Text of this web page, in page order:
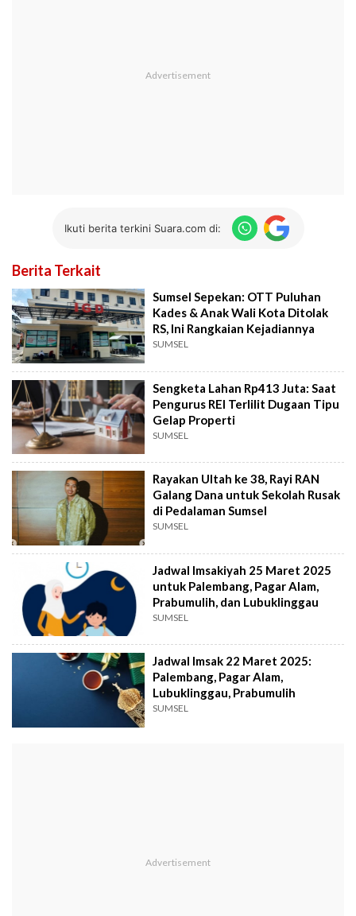
Ikuti berita terkini Suara.com di:
Berita Terkait
Sumsel Sepekan: OTT Puluhan
Kades & Anak Wali Kota Ditolak
RS, Ini Rangkaian Kejadiannya
SUMSEL
Sengketa Lahan Rp413 Juta: Saat
Pengurus REI Terlilit Dugaan Tipu
Gelap Properti
SUMSEL
Rayakan Ultah ke 38, Rayi RAN
Galang Dana untuk Sekolah Rusak
di Pedalaman Sumsel
SUMSEL
Jadwal Imsakiyah 25 Maret 2025
untuk Palembang, Pagar Alam,
Prabumulih, dan Lubuklinggau
SUMSEL
Jadwal Imsak 22 Maret 2025:
Palembang, Pagar Alam,
Lubuklinggau, Prabumulih
SUMSEL